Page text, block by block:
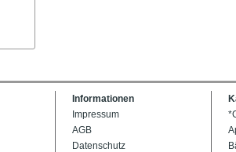
Informationen
Impressum
AGB
Datenschutz